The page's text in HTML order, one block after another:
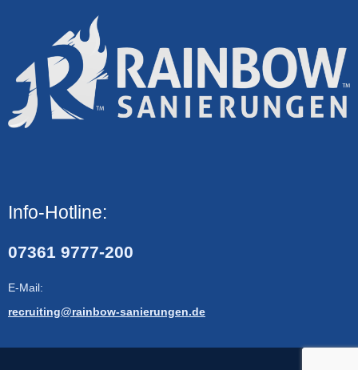
Info-Hotline:
07361 9777-200
E-Mail:
recruiting@rainbow-sanierungen.de